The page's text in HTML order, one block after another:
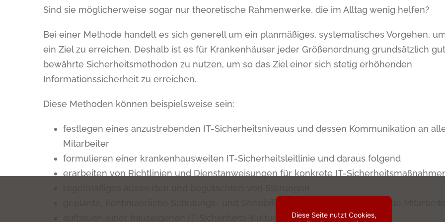
Sind sie möglicherweise sogar nur theoretische Rahmenwerke, die im Alltag wenig helfen?
Bei einer Methode handelt es sich generell um ein planmäßiges, systematisches Vorgehen,
ein Ziel zu erreichen. Deshalb ist es für Krankenhäuser jeder Größenordnung grundsätzlich
bewährte Sicherheitsmethoden zu nutzen, um so das Ziel einer sich stetig erhöhenden
Informationssicherheit zu erreichen.
Diese Methoden können beispielsweise sein:
festlegen eines anzustrebenden IT-Sicherheitsniveaus und dessen Kommunikation an
Mitarbeiter
formulieren einer krankenhausweiten IT-Sicherheitsleitlinie und daraus folgend
erarbeiten von Richtlinien und Dienstanweisungen für konkrete IT-
geplante, kontinuierliche Schulungs- und Sensibilisierungs-Maßnahmen für alle
Diese Seite nutzt Cookies,